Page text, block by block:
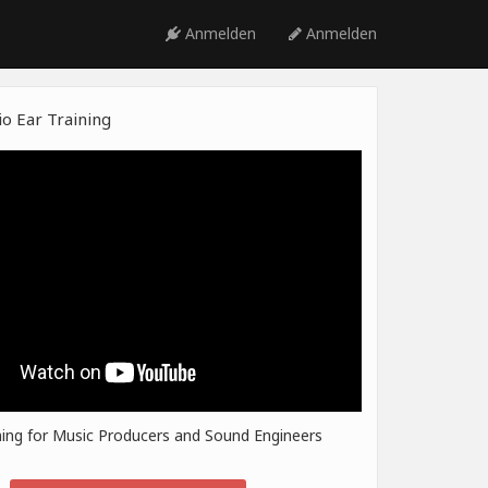
Anmelden Anmelden
Ear Training
for Music Producers and Sound Engineers